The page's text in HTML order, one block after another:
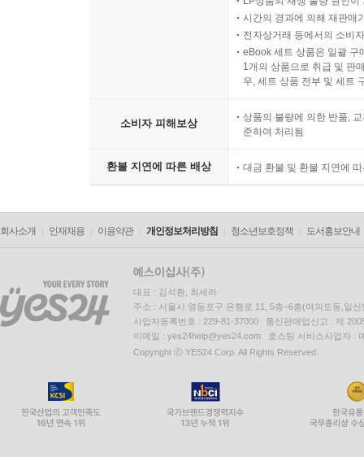
시간의 경과에 의해 재판매
전자상거래 등에서의 소비
eBook 세트 상품은 일괄 구
1개의 상품으로 취급 및 판
우, 세트 상품 전부 및 세트
소비자 피해보상
상품의 불량에 의한 반품,
준하여 처리됨
환불 지연에 따른 배상 대금 환불 및 환불 지연에
회사소개 인재채용 이용약관 개인정보처리방침 청소년보호정책 도서홍보안내
대표 : 김석환, 최세라
주소 : 서울시 영등포구 은행로 11, 5층~6층(여의도동,일신
사업자등록번호 : 229-81-37000 통신판매업신고 : 제
이메일 : yes24help@yes24.com 호스팅 서비스사업자 :
Copyright ⓒ YES24 Corp. All Rights Reserved.